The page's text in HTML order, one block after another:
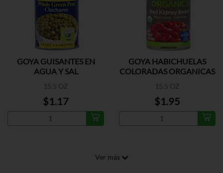
GOYA GUISANTES EN
AGUA Y SAL
15.5 OZ
$1.17
GOYA HABICHUELAS
COLORADAS ORGANICAS
15.5 OZ
$1.95
Ver más